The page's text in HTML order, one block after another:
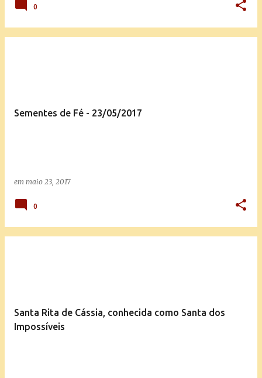
0
Sementes de Fé - 23/05/2017
em maio 23, 2017
0
Santa Rita de Cássia, conhecida como Santa dos
Impossíveis